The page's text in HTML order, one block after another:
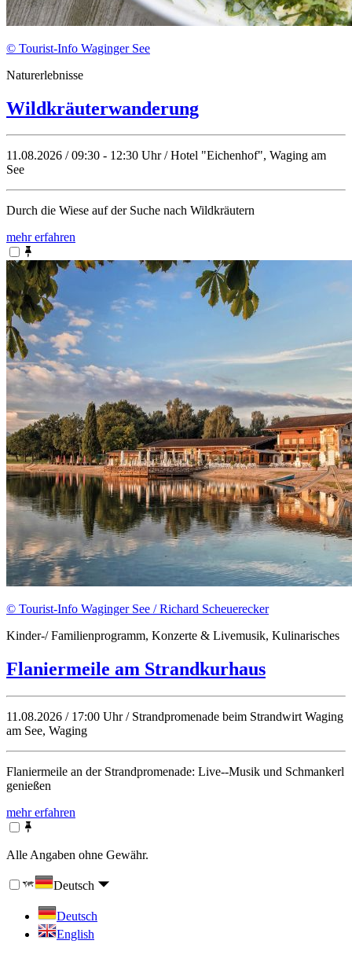
© Tourist-Info Waginger See
Naturerlebnisse
Wildkräuterwanderung
11.08.2026 / 09:30 - 12:30 Uhr / Hotel "Eichenhof", Waging am
See
Durch die Wiese auf der Suche nach Wildkräutern
mehr erfahren
© Tourist-Info Waginger See / Richard Scheuerecker
Kinder-/ Familienprogramm, Konzerte & Livemusik, Kulinarisches
Flaniermeile am Strandkurhaus
11.08.2026 / 17:00 Uhr / Strandpromenade beim Strandwirt Waging
am See, Waging
Flaniermeile an der Strandpromenade: Live--Musik und Schmankerl
genießen
mehr erfahren
Alle Angaben ohne Gewähr.
Deutsch
Deutsch
English